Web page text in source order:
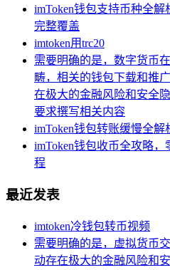
imToken钱包支持币种全
完整覆盖
imtoken用trc20
需要明确的是，数字货币
畴，相关的钱包下载和推
在极大的金融风险和安全
要求撰写相关内容
imToken钱包转账缓慢全
imToken钱包收币全攻略
程
最近发表
imtoken冷钱包转币视频
需要明确的是，虚拟货币
动存在极大的金融风险和